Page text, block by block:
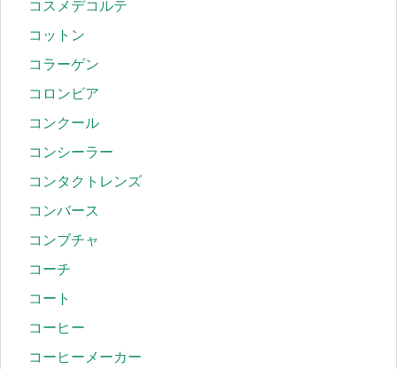
コスメデコルテ
コットン
コラーゲン
コロンビア
コンクール
コンシーラー
コンタクトレンズ
コンバース
コンブチャ
コーチ
コート
コーヒー
コーヒーメーカー